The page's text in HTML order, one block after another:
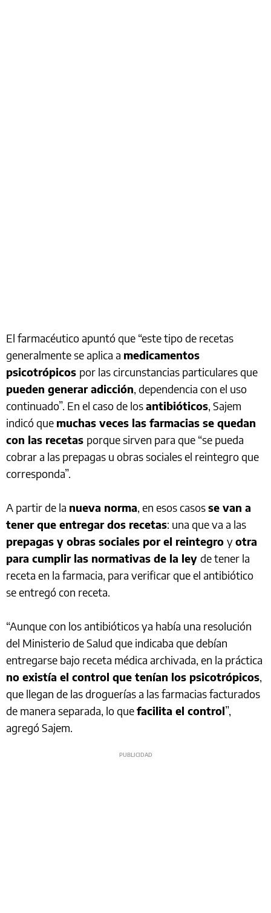
El farmacéutico apuntó que “este tipo de recetas
generalmente se aplica a medicamentos
psicotrópicos por las circunstancias particulares que
pueden generar adicción, dependencia con el uso
continuado”. En el caso de losantibióticos, Sajem
indicó que muchas veces las farmacias se quedan
con las recetas porque sirven para que “se pueda
cobrar a las prepagas u obras sociales el reintegro que
corresponda”.
A partir de la nueva norma, en esos casosse van a
tener que entregar dos recetas: una que va a las
prepagas y obras sociales por el reintegro yotra
para cumplir las normativas de la ley de tener la
receta en la farmacia, para verificar que el antibiótico
se entregó con receta.
“Aunque con los antibióticos ya había una resolución
del Ministerio de Salud que indicaba que debían
entregarse bajo receta médica archivada, en la práctica
no existía el control que tenían los psicotrópicos,
que llegan de las droguerías a las farmacias facturados
de manera separada, lo quefacilita el control”,
agregó Sajem.